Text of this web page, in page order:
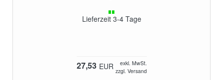
Lieferzeit 3-4 Tage
27,53 EUR
exkl. MwSt.
zzgl. Versand